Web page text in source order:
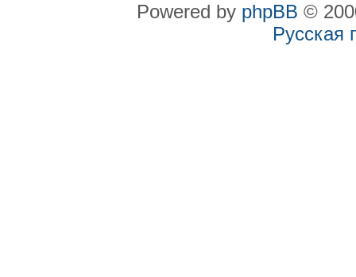
Powered by phpBB ©
Русская